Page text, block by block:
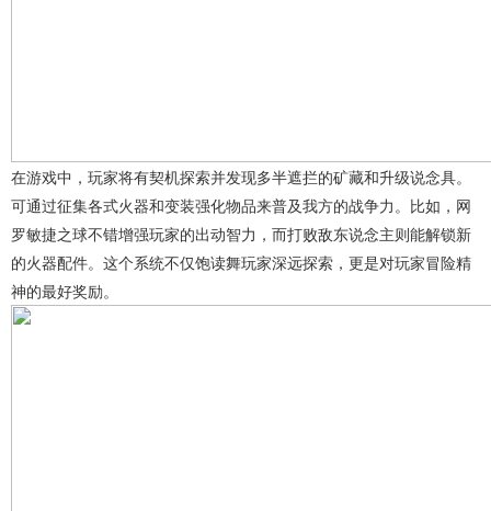
在游戏中，玩家将有契机探索并发现多半遮拦的矿藏和升级说念具。
可通过征集各式火器和变装强化物品来普及我方的战争力。比如，网
罗敏捷之球不错增强玩家的出动智力，而打败敌东说念主则能解锁新
的火器配件。这个系统不仅饱读舞玩家深远探索，更是对玩家冒险精
神的最好奖励。